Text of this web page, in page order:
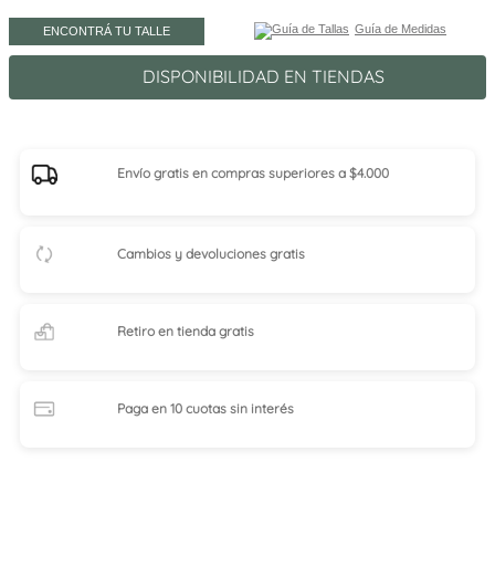
ENCONTRÁ TU TALLE Guía de Medidas
DISPONIBILIDAD EN TIENDAS
Envío gratis en compras superiores a $4.000
Cambios y devoluciones gratis
Retiro en tiendagratis
Paga en 10 cuotassin interés